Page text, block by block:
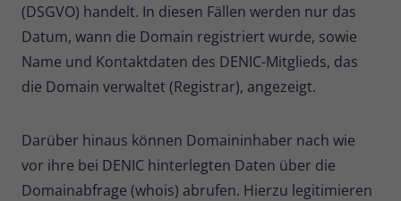
(DSGVO) handelt. In diesen Fällen werden nur das
Datum, wann die Domain registriert wurde, sowie
Name und Kontaktdaten des DENIC-Mitglieds, das
die Domain verwaltet (Registrar), angezeigt.
Darüber hinaus können Domaininhaber nach wie
vor ihre bei DENIC hinterlegten Daten über die
Domainabfrage (whois) abrufen. Hierzu legitimieren